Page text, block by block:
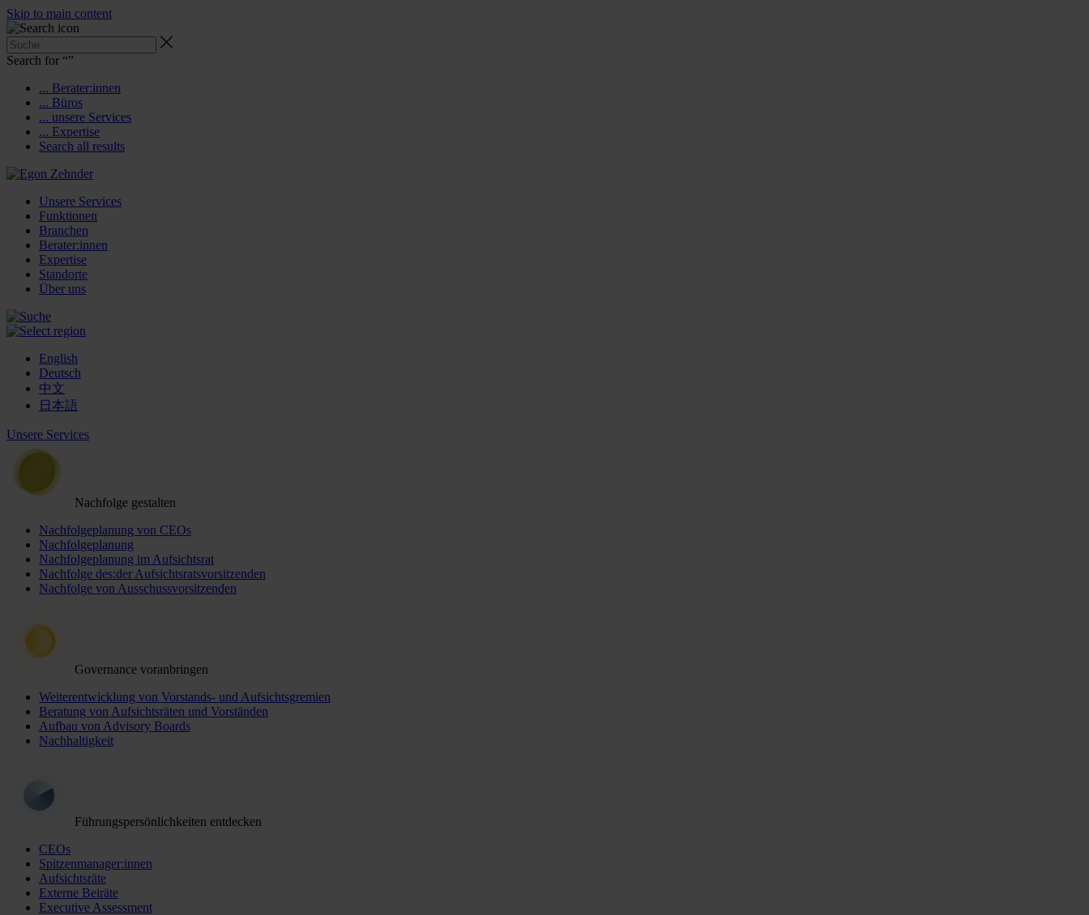
Skip to main content
Search for “”
... Berater:innen
... Büros
... unsere Services
... Expertise
Search all results
Unsere Services
Funktionen
Branchen
Berater:innen
Expertise
Standorte
Über uns
English
Deutsch
中文
日本語
Unsere Services
Nachfolge gestalten
Nachfolgeplanung von CEOs
Nachfolgeplanung
Nachfolgeplanung im Aufsichtsrat
Nachfolge des:der Aufsichtsratsvorsitzenden
Nachfolge von Ausschussvorsitzenden
Governance voranbringen
Weiterentwicklung von Vorstands- und Aufsichtsgremien
Beratung von Aufsichtsräten und Vorständen
Aufbau von Advisory Boards
Nachhaltigkeit
Führungspersönlichkeiten entdecken
CEOs
Spitzenmanager:innen
Aufsichtsräte
Externe Beiräte
Executive Assessment